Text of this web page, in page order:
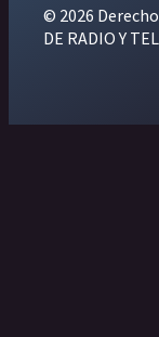
© 2026
DE RADIO Y